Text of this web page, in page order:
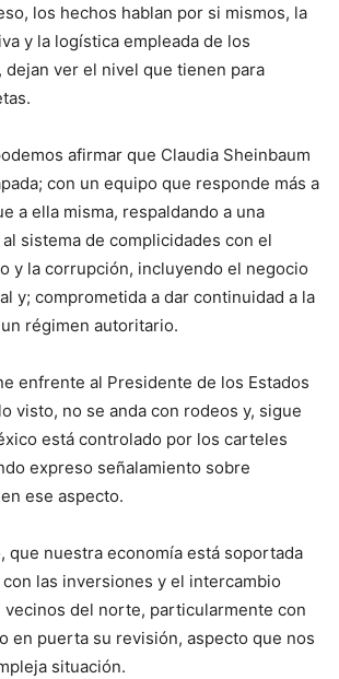
los hechos hablan por si mismos, la
y la logística empleada de los
dejan ver el nivel que tienen para
afirmar que Claudia Sheinbaum
con un equipo que responde más a
a ella misma, respaldando a una
sistema de complicidades con el
y la corrupción, incluyendo el negocio
y; comprometida a dar continuidad a la
régimen autoritario.
enfrente al Presidente de los Estados
visto, no se anda con rodeos y, sigue
está controlado por los carteles
expreso señalamiento sobre
ese aspecto.
que nuestra economía está soportada
las inversiones y el intercambio
vecinos del norte, particularmente con
en puerta su revisión, aspecto que nos
situación.